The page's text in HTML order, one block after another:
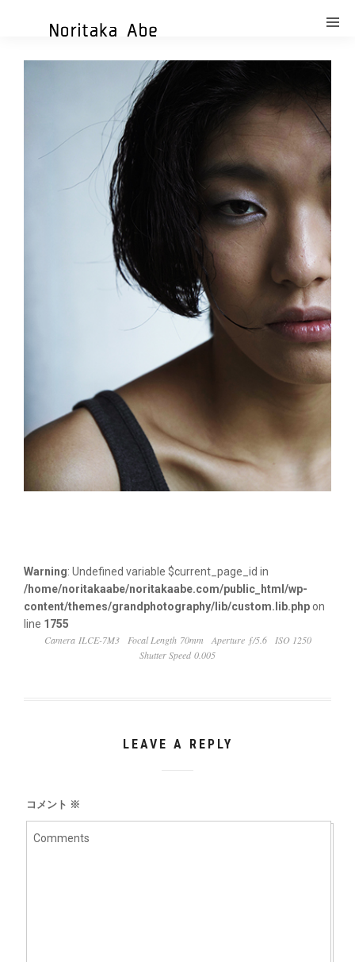
Warning: Undefined variable $current_page_id in
/home/noritakaabe/noritakaabe.com/public_html/wp-
content/themes/grandphotography/lib/custom.lib.phpon
line 1755
Camera ILCE-7M3
Focal Length 70mm Aperture ƒ/5.6
ISO 1250
Shutter Speed 0.005
LEAVE A REPLY
コメント ※